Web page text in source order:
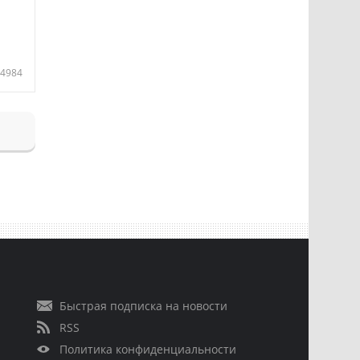
4984
Быстрая подписка на новости
RSS
Политика конфиденциальности